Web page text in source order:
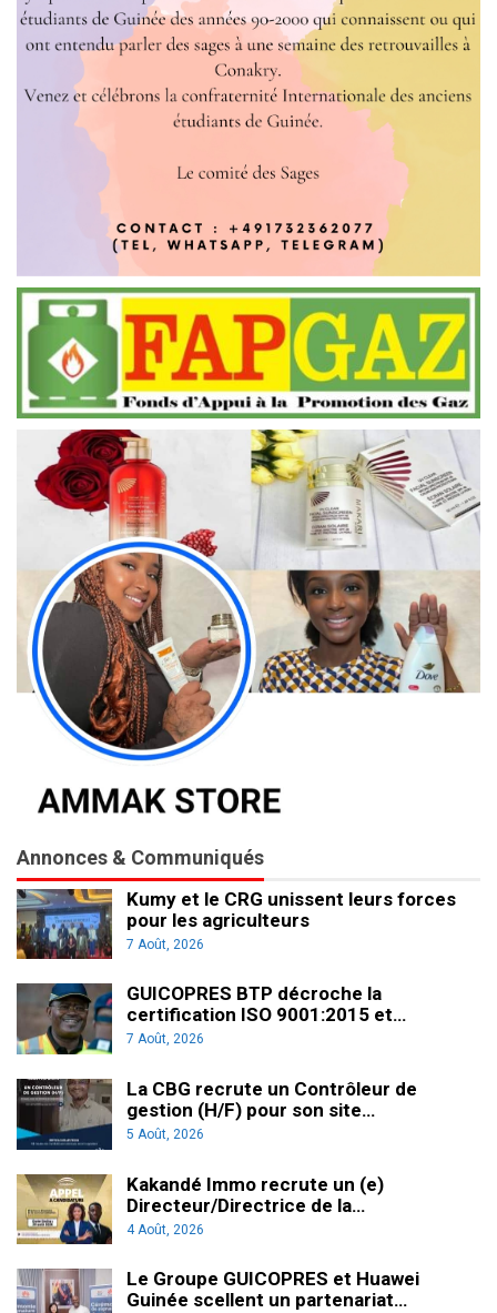
Annonces & Communiqués
Kumy et le CRG unissent leurs forces
pour les agriculteurs
7 Août, 2026
GUICOPRES BTP décroche la
certification ISO 9001:2015 et…
7 Août, 2026
La CBG recrute un Contrôleur de
gestion (H/F) pour son site…
5 Août, 2026
Kakandé Immo recrute un (e)
Directeur/Directrice de la…
4 Août, 2026
Le Groupe GUICOPRES et Huawei
Guinée scellent un partenariat…